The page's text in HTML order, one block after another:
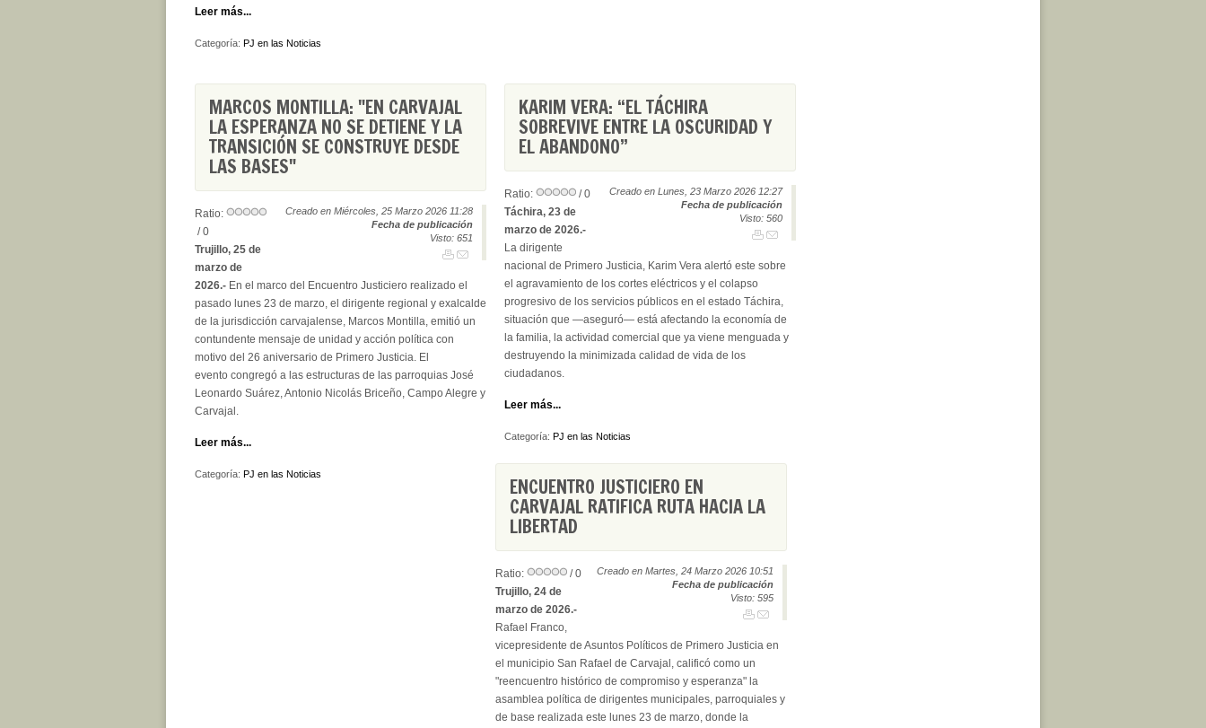
Leer más...
Categoría: PJ en las Noticias
MARCOS MONTILLA: "EN CARVAJAL
LA ESPERANZA NO SE DETIENE Y LA
TRANSICIÓN SE CONSTRUYE DESDE
LAS BASES"
Creado en Miércoles, 25 Marzo 2026 11:28
Fecha de publicación
Visto: 651
Ratio:
/ 0
Trujillo, 25 de
marzo de
2026.- En el marco del Encuentro Justiciero realizado el
pasado lunes 23 de marzo, el dirigente regional y exalcalde
de la jurisdicción carvajalense, Marcos Montilla, emitió un
contundente mensaje de unidad y acción política con
motivo del 26 aniversario de Primero Justicia. El
evento congregó a las estructuras de las parroquias José
Leonardo Suárez, Antonio Nicolás Briceño, Campo Alegre y
Carvajal.
Leer más...
Categoría: PJ en las Noticias
KARIM VERA: “EL TÁCHIRA
SOBREVIVE ENTRE LA OSCURIDAD Y
EL ABANDONO”
Creado en Lunes, 23 Marzo 2026 12:27
Fecha de publicación
Visto: 560
Ratio:
/ 0
Táchira, 23 de
marzo de 2026.-
La dirigente
nacional de Primero Justicia, Karim Vera alertó este sobre
el agravamiento de los cortes eléctricos y el colapso
progresivo de los servicios públicos en el estado Táchira,
situación que —aseguró— está afectando la economía de
la familia, la actividad comercial que ya viene menguada y
destruyendo la minimizada calidad de vida de los
ciudadanos.
Leer más...
Categoría: PJ en las Noticias
ENCUENTRO JUSTICIERO EN
CARVAJAL RATIFICA RUTA HACIA LA
LIBERTAD
Creado en Martes, 24 Marzo 2026 10:51
Fecha de publicación
Visto: 595
Ratio:
/ 0
Trujillo, 24 de
marzo de 2026.-
Rafael Franco,
vicepresidente de Asuntos Políticos de Primero Justicia en
el municipio San Rafael de Carvajal, calificó como un
"reencuentro histórico de compromiso y esperanza" la
asamblea política de dirigentes municipales, parroquiales y
de base realizada este lunes 23 de marzo, donde la